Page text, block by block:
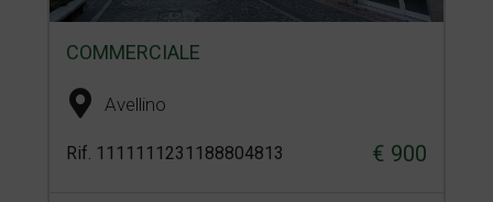
COMMERCIALE
Avellino
Rif. 1111111231188804813 € 900